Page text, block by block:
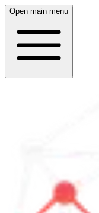
Open main menu